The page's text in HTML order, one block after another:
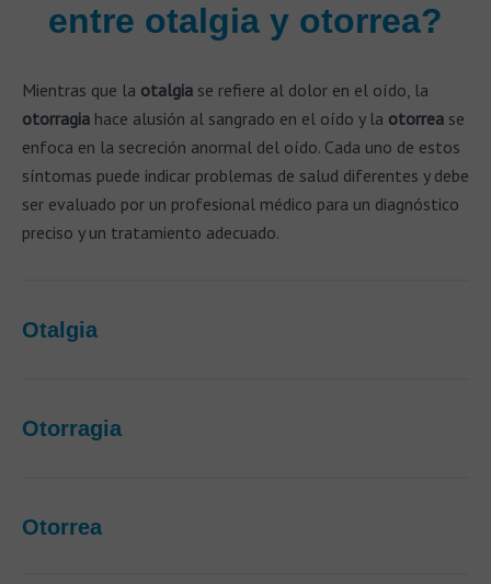
entre otalgia y otorrea?
Mientras que la otalgia se refiere al dolor en el oído, la
otorragia hace alusión al sangrado en el oído y la otorrea se
enfoca en la secreción anormal del oído. Cada uno de estos
síntomas puede indicar problemas de salud diferentes y debe
ser evaluado por un profesional médico para un diagnóstico
preciso y un tratamiento adecuado.
Otalgia
Otorragia
Otorrea